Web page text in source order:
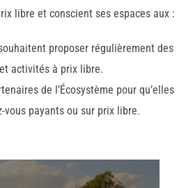
libre et conscient ses espaces aux :
proposer régulièrement des
activités à prix libre.
de l’Écosystème pour qu’elles
vous payants ou sur prix libre.